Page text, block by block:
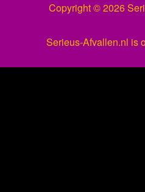
Copyright ©2026
Serieus-Afvallen.nl is